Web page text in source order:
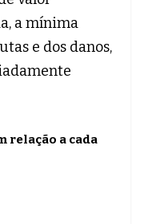
a mínima
e dos danos,
relação a cada